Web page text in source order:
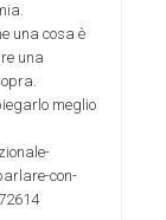
una cosa è
una
meglio
con-